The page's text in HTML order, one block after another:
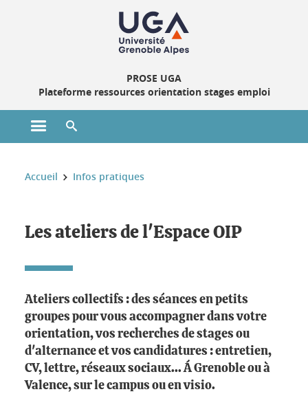
PROSE UGA
Plateforme ressources orientation stages emploi
Ouvrir le menu principal
Vous êtes ici :
Accueil Infos pratiques
Les ateliers de l'Espace OIP
Ateliers collectifs : des séances en petits
groupes pour vous accompagner dans votre
orientation, vos recherches de stages ou
d'alternance et vos candidatures : entretien,
CV, lettre, réseaux sociaux... Á Grenoble ou à
Valence, sur le campus ou en visio.